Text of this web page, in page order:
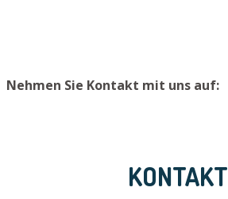
Nehmen Sie Kontakt mit uns auf:
KONTAKT